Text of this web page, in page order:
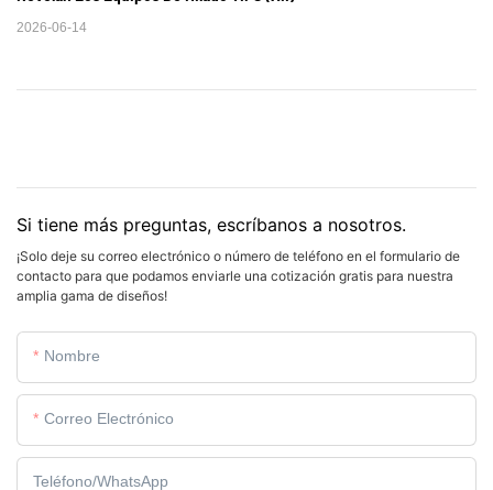
2026-06-14
Si tiene más preguntas, escríbanos a nosotros.
¡Solo deje su correo electrónico o número de teléfono en el formulario de
contacto para que podamos enviarle una cotización gratis para nuestra
amplia gama de diseños!
Nombre
Correo Electrónico
Teléfono/WhatsApp